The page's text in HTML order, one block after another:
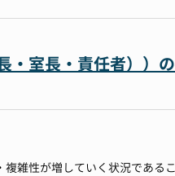
室長・責任者））
雑性が増していく状況であるこ